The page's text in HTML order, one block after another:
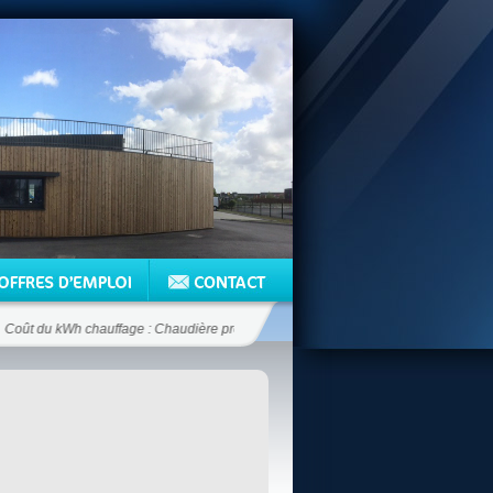
du kWh chauffage : Chaudière propane 12.5 c€/kWh - Chaudière fioul 6.6 c€/